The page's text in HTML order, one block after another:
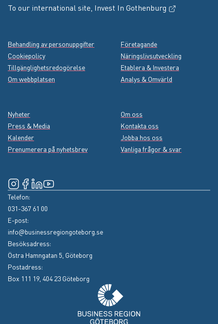
To our international site, Invest In Gothenburg
Instagram
(Extern länk, öppnas i nytt fönster)
Facebook
(Extern länk, öppnas i nytt fönster)
Footer menu
Behandling av personuppgifter
Cookiepolicy
Tillgänglighetsredogörelse
Om webbplatsen
Företagande
Näringslivsutveckling
Etablera & Investera
Analys & Omvärld
Nyheter
Press & Media
Kalender
Prenumerera på nyhetsbrev
Om oss
Kontakta oss
Jobba hos oss
Vanliga frågor & svar
Telefon:
031-367 61 00
E-post:
info@businessregiongoteborg.se
Besöksadress:
Östra Hamngatan 5, Göteborg
Postadress:
Box 111 19, 404 23 Göteborg